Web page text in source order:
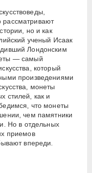
рассматривают
но и как
ученый Исаак
Лондонским
— самый
который
произведениями
монеты
стилей, как и
что монеты
чем памятники
Но в отдельных
приемов
впереди.